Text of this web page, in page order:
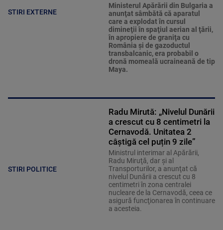
STIRI EXTERNE
Ministerul Apărării din Bulgaria a
anunţat sâmbătă că aparatul
care a explodat în cursul
dimineţii în spaţiul aerian al ţării,
în apropiere de graniţa cu
România şi de gazoductul
transbalcanic, era probabil o
dronă momeală ucraineană de tip
Maya.
STIRI POLITICE
Radu Mirută: „Nivelul Dunării
a crescut cu 8 centimetri la
Cernavodă. Unitatea 2
câștigă cel puțin 9 zile”
Ministrul interimar al Apărării,
Radu Miruţă, dar şi al
Transporturilor, a anunţat că
nivelul Dunării a crescut cu 8
centimetri în zona centralei
nucleare de la Cernavodă, ceea ce
asigură funcţionarea în continuare
a acesteia.